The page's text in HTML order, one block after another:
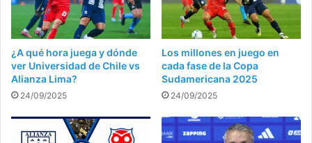
¿A qué hora juega y dónde
ver Universidad de Chile vs
Alianza Lima?
24/09/2025
Los millones en juego en
cada fase de la Copa
Sudamericana 2025
24/09/2025